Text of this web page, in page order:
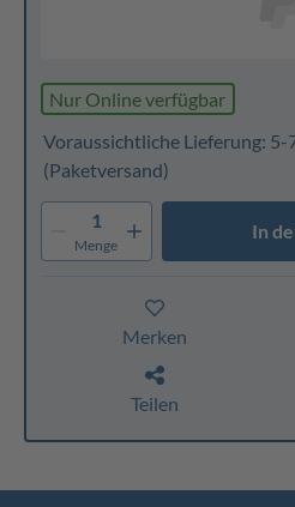
Nur Online verfügbar
Voraussichtliche Lieferung: 5-
(Paketversand)
1
Menge
In
Merken
Teilen